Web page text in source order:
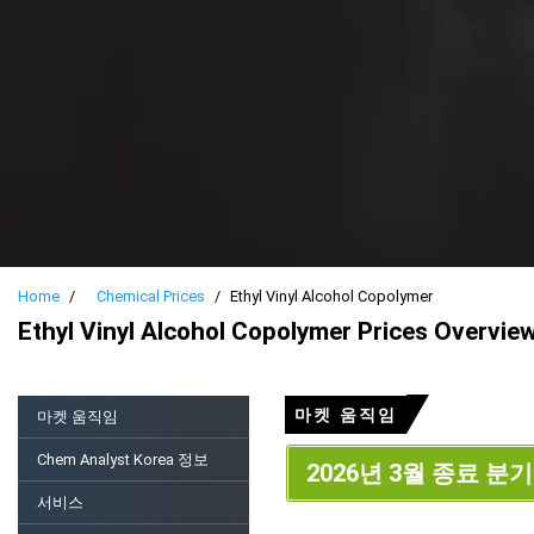
Home Chemical Prices Ethyl Vinyl Alcohol Copolymer
Ethyl Vinyl Alcohol Copolymer Prices
마켓 움직임
Chem Analyst Korea 정보
서비스
마켓 움직임
2026년 3월 종료 분기